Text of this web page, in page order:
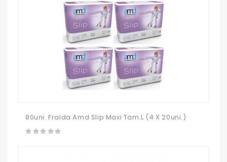
80uni. Fralda Amd Slip Maxi Tam.L (4 X 20uni.)